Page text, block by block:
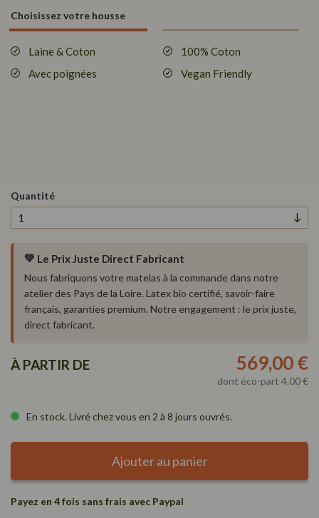
Choisissez votre housse
Laine & Coton
Avec poignées
100% Coton
Vegan Friendly
Quantité
💚 Le Prix Juste Direct Fabricant
Nous fabriquons votre matelas à la commande dans notre
atelier des Pays de la Loire. Latex bio certifié, savoir-faire
français, garanties premium. Notre engagement : le prix juste,
direct fabricant.
À PARTIR DE 569,00 €
dont éco-part 4.00 €
En stock. Livré chez vous en 2 à 8 jours ouvrés.
Ajouter au panier
Payez en 4 fois sans frais avec Paypal